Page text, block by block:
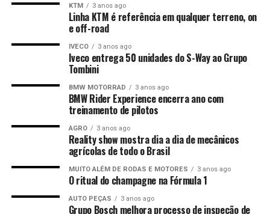
KTM 3 anos ago
Linha KTM é referência em qualquer terreno, on
e off-road
IVECO 3 anos ago
Iveco entrega 50 unidades do S-Way ao Grupo
Tombini
BMW MOTORRAD 3 anos ago
BMW Rider Experience encerra ano com
treinamento de pilotos
AGRO 3 anos ago
Reality show mostra dia a dia de mecânicos
agrícolas de todo o Brasil
MUITO ALÉM DE RODAS E MOTORES 3 anos ago
O ritual do champagne na Fórmula 1
AUTO PEÇAS 3 anos ago
Grupo Bosch melhora processo de inspeção de